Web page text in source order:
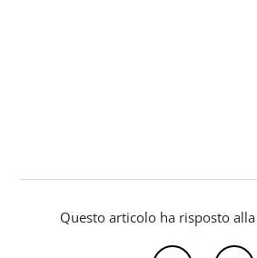
Questo articolo ha risposto